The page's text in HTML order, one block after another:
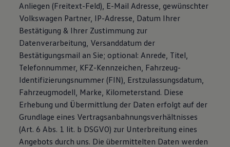
Anliegen (Freitext-Feld), E-Mail Adresse, gewünschter
Volkswagen Partner, IP-Adresse, Datum Ihrer
Bestätigung & Ihrer Zustimmung zur
Datenverarbeitung, Versanddatum der
Bestätigungsmail an Sie; optional: Anrede, Titel,
Telefonnummer, KFZ-Kennzeichen, Fahrzeug-
Identifizierungsnummer (FIN), Erstzulassungsdatum,
Fahrzeugmodell, Marke, Kilometerstand. Diese
Erhebung und Übermittlung der Daten erfolgt auf der
Grundlage eines Vertragsanbahnungsverhältnisses
(Art. 6 Abs. 1 lit. b DSGVO) zur Unterbreitung eines
Angebots durch uns. Die übermittelten Daten werden